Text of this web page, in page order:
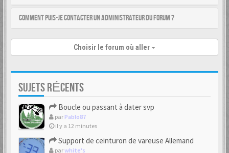
Comment puis-je contacter un administrateur du forum ?
Choisir le forum où aller
SUJETS RÉCENTS
Boucle ou passant à dater svp
par Pablo87
il y a 12 minutes
Support de ceinturon de vareuse Allemand
parwhite's